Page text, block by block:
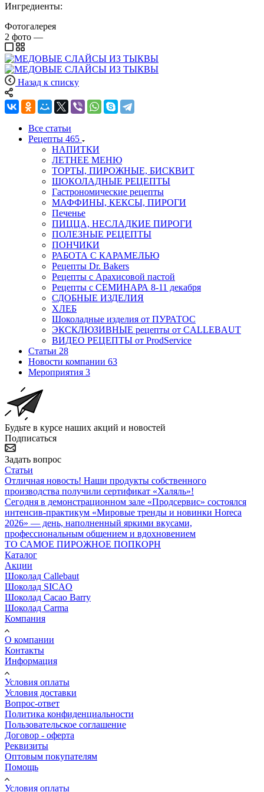
Ингредиенты:
Фотогалерея
2 фото —
Назад к списку
Все статьи
Рецепты 465
НАПИТКИ
ЛЕТНЕЕ МЕНЮ
ТОРТЫ, ПИРОЖНЫЕ, БИСКВИТ
ШОКОЛАДНЫЕ РЕЦЕПТЫ
Гастрономические рецепты
МАФФИНЫ, КЕКСЫ, ПИРОГИ
Печенье
ПИЦЦА, НЕСЛАДКИЕ ПИРОГИ
ПОЛЕЗНЫЕ РЕЦЕПТЫ
ПОНЧИКИ
РАБОТА С КАРАМЕЛЬЮ
Рецепты Dr. Bakers
Рецепты с Арахисовой пастой
Рецепты с СЕМИНАРА 8-11 декабря
СДОБНЫЕ ИЗДЕЛИЯ
ХЛЕБ
Шоколадные изделия от ПУРАТОС
ЭКСКЛЮЗИВНЫЕ рецепты от CALLEBAUT
ВИДЕО РЕЦЕПТЫ от ProdService
Статьи 28
Новости компании 63
Мероприятия 3
Будьте в курсе наших акций и новостей
Подписаться
Задать вопрос
Статьи
Отличная новость! Наши продукты собственного
производства получили сертификат «Халяль»!
Сегодня в демонстрационном зале «Продсервис» состоялся
интенсив-практикум «Мировые тренды и новинки Horeca
2026» — день, наполненный яркими вкусами,
профессиональным общением и вдохновением
ТО САМОЕ ПИРОЖНОЕ ПОПКОРН
Каталог
Акции
Шоколад Callebaut
Шоколад SICAO
Шоколад Cacao Barry
Шоколад Carma
Компания
О компании
Контакты
Информация
Условия оплаты
Условия доставки
Вопрос-ответ
Политика конфиденциальности
Пользовательское соглашение
Договор - оферта
Реквизиты
Оптовым покупателям
Помощь
Условия оплаты